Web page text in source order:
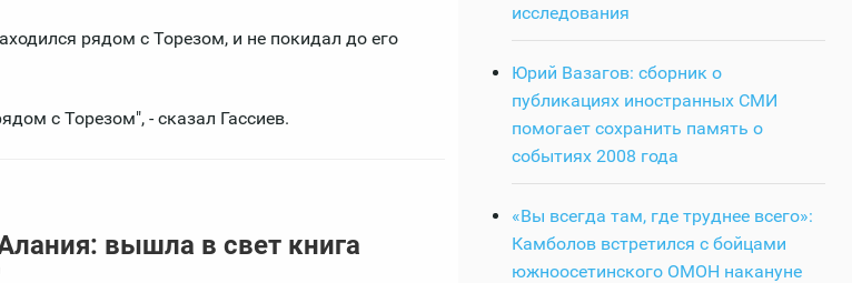
рядом с Торезом, и не покидал до его
с Торезом", - сказал Гассиев.
вышла в свет книга
исследования
Юрий Вазагов: сборник о
публикациях иностранных СМИ
помогает сохранить память о
событиях 2008 года
«Вы всегда там, где труднее всего»:
Камболов встретился с бойцами
южноосетинского ОМОН накануне